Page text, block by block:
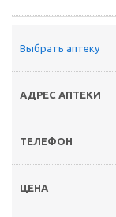
Выбрать аптеку